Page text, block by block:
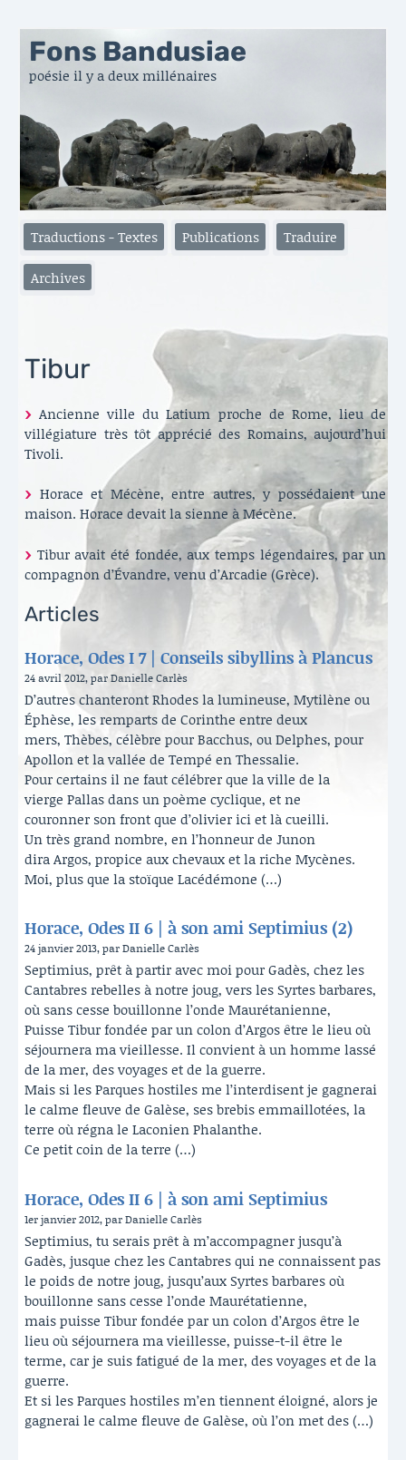
Fons Bandusiae
poésie il y a deux millénaires
Traductions - Textes Publications Traduire
Archives
Tibur
Ancienne ville du Latium proche de Rome, lieu de
villégiature très tôt apprécié des Romains, aujourd’hui
Tivoli.
Horace et Mécène, entre autres, y possédaient une
maison. Horace devait la sienne à Mécène.
Tibur avait été fondée, aux temps légendaires, par un
compagnon d’Évandre, venu d’Arcadie (Grèce).
Articles
Horace, Odes I 7 | Conseils sibyllins à Plancus
24 avril 2012, par Danielle Carlès
D’autres chanteront Rhodes la lumineuse, Mytilène ou
Éphèse, les remparts de Corinthe entre deux
mers, Thèbes, célèbre pour Bacchus, ou Delphes, pour
Apollon et la vallée de Tempé en Thessalie.
Pour certains il ne faut célébrer que la ville de la
vierge Pallas dans un poème cyclique, et ne
couronner son front que d’olivier ici et là cueilli.
Un très grand nombre, en l’honneur de Junon
dira Argos, propice aux chevaux et la riche Mycènes.
Moi, plus que la stoïque Lacédémone (…)
Horace, Odes II 6 | à son ami Septimius (2)
24 janvier 2013, par Danielle Carlès
Septimius, prêt à partir avec moi pour Gadès, chez les
Cantabres rebelles à notre joug, vers les Syrtes barbares,
où sans cesse bouillonne l’onde Maurétanienne,
Puisse Tibur fondée par un colon d’Argos être le lieu où
séjournera ma vieillesse. Il convient à un homme lassé
de la mer, des voyages et de la guerre.
Mais si les Parques hostiles me l’interdisent je gagnerai
le calme fleuve de Galèse, ses brebis emmaillotées, la
terre où régna le Laconien Phalanthe.
Ce petit coin de la terre (…)
Horace, Odes II 6 | à son ami Septimius
1er janvier 2012, par Danielle Carlès
Septimius, tu serais prêt à m’accompagner jusqu’à
Gadès, jusque chez les Cantabres qui ne connaissent pas
le poids de notre joug, jusqu’aux Syrtes barbares où
bouillonne sans cesse l’onde Maurétatienne,
mais puisse Tibur fondée par un colon d’Argos être le
lieu où séjournera ma vieillesse, puisse-t-il être le
terme, car je suis fatigué de la mer, des voyages et de la
guerre.
Et si les Parques hostiles m’en tiennent éloigné, alors je
gagnerai le calme fleuve de Galèse, où l’on met des (…)